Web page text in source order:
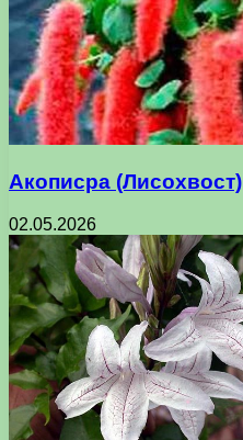
Акописра (Лисохвост)
02.05.2026